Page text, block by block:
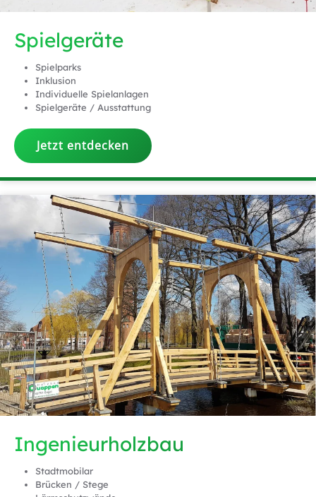
Spielgeräte
Spielparks
Inklusion
Individuelle Spielanlagen
Spielgeräte / Ausstattung
Jetzt entdecken
Ingenieurholzbau
Stadtmobilar
Brücken / Stege